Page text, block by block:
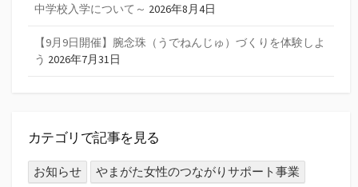
中学校入学について～ 2026年8月4日
【9月9日開催】腕念珠（うでねんじゅ）づくりを体験しよ
う 2026年7月31日
カテゴリで記事を見る
お知らせ
やまがた女性のつながりサポート事業